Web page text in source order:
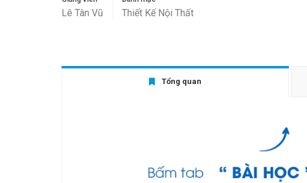
Lê Tân Vũ Thiết Kế Nội Thất
Tổng quan